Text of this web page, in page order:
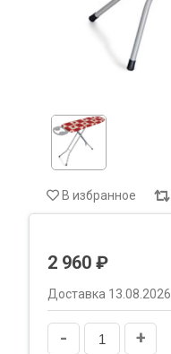
В избранное
2 960 ₽
Доставка 13.08.2026
- +